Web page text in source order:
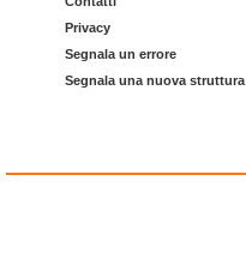
Privacy
Segnala un errore
Segnala una nuova struttura